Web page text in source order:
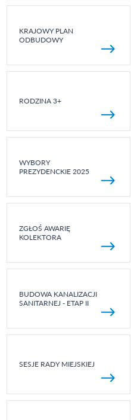
KRAJOWY PLAN
ODBUDOWY
RODZINA 3+
WYBORY
PREZYDENCKIE 2025
ZGŁOŚ AWARIĘ
KOLEKTORA
BUDOWA KANALIZACJI
SANITARNEJ - ETAP II
SESJE RADY MIEJSKIEJ